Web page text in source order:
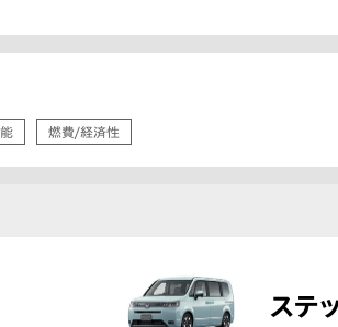
燃費/経済性
ステ